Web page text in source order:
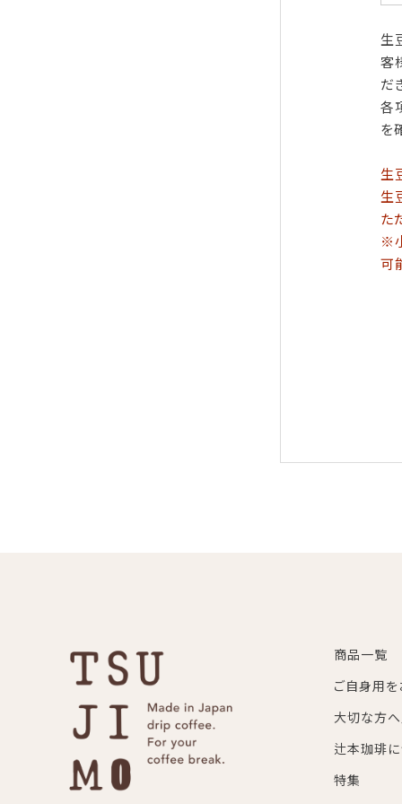
生
客
だ
各
を
生
生
た
※
可
商品一覧
ご自身用
大切な方
辻本珈琲
特集